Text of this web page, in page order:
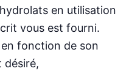
en utilisation
vous est fourni.
fonction de son
désiré,